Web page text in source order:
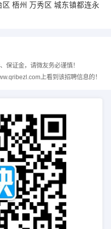
区 梧州 万秀区 城东镇都连永
保证金，请微友务必谨慎！
上看到该招聘信息的！